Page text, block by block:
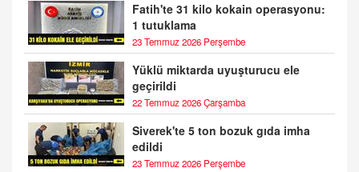
Fatih'te 31 kilo kokain operasyonu:
1 tutuklama
23 Temmuz 2026 Perşembe
Yüklü miktarda uyuşturucu ele
geçirildi
22 Temmuz 2026 Çarşamba
Siverek'te 5 ton bozuk gıda imha
edildi
23 Temmuz 2026 Perşembe